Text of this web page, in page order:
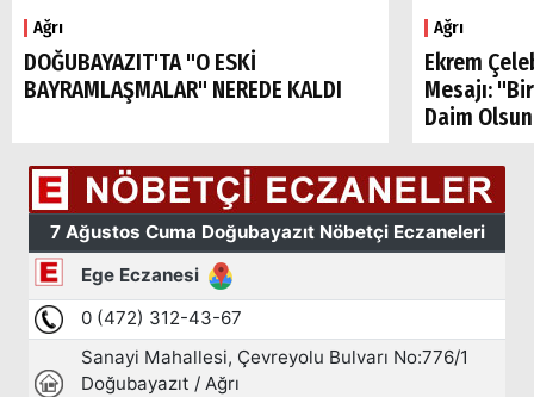
Ağrı
DOĞUBAYAZIT'TA "O ESKİ
BAYRAMLAŞMALAR" NEREDE KALDI
Ağrı
Ekrem
Mesajı:
Daim